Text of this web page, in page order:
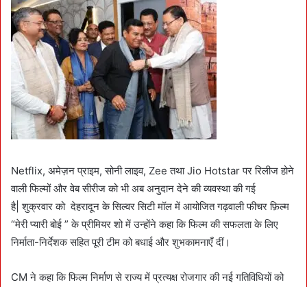
Netflix, अमेज़न प्राइम, सोनी लाइव, Zee तथा Jio Hotstar पर रिलीज होने
वाली फिल्मों और वेब सीरीज को भी अब अनुदान देने की व्यवस्था की गई
है| शुक्रवार को देहरादून के सिल्वर सिटी मॉल में आयोजित गढ़वाली फीचर फ़िल्म
“मेरी प्यारी बोई ” के प्रीमियर शो में उन्होंने कहा कि फिल्म की सफलता के लिए
निर्माता-निर्देशक सहित पूरी टीम को बधाई और शुभकामनाएँ दीं।
CM ने कहा कि फिल्म निर्माण से राज्य में प्रत्यक्ष रोजगार की नई गतिविधियों को